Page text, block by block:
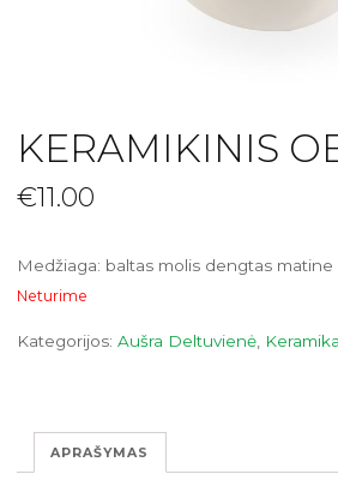
KERAMIKINIS
€11.00
Medžiaga: baltas molis dengtas matine
Neturime
Kategorijos: Aušra Deltuvienė, Keramika
APRAŠYMAS